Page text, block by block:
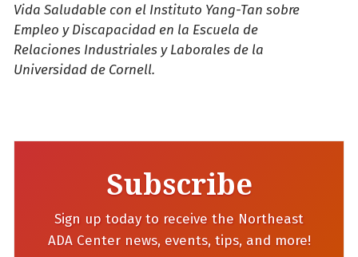
Vida Saludable con el Instituto Yang-Tan sobre
Empleo y Discapacidad en la Escuela de
Relaciones Industriales y Laborales de la
Universidad de Cornell.
Subscribe
Sign up today to receive the Northeast
ADA Center news, events, tips, and more!